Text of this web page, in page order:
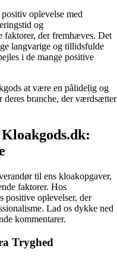
oplevelse med
og
faktorer, der fremhæves. Det
langvarige og tillidsfulde
i de mange positive
at være en pålidelig og
deres branche, der værdsætter
til ens kloakopgaver,
faktorer. Hos
positive oplevelser, der
Lad os dykke ned
kommentarer.
Tryghed